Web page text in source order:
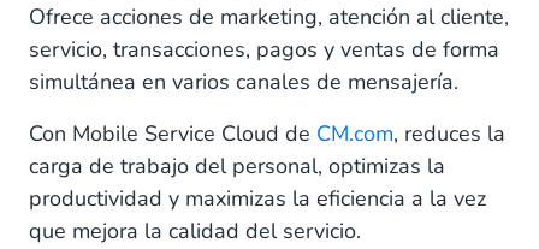
Ofrece acciones de marketing, atención al cliente,
servicio, transacciones, pagos y ventas de forma
simultánea en varios canales de mensajería.
Con Mobile Service Cloud de CM.com, reduces la
carga de trabajo del personal, optimizas la
productividad y maximizas la eficiencia a la vez
que mejora la calidad del servicio.